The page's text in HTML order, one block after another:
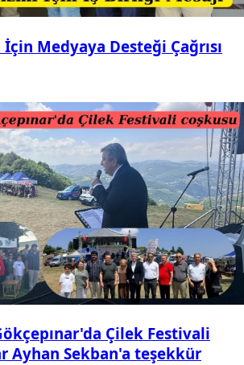
Medyaya Desteği Çağrısı
Çilek Festivali
Ayhan Sekban'a teşekkür